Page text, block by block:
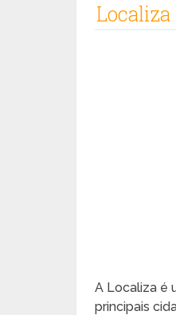
Localiza
A Localiza é
principais